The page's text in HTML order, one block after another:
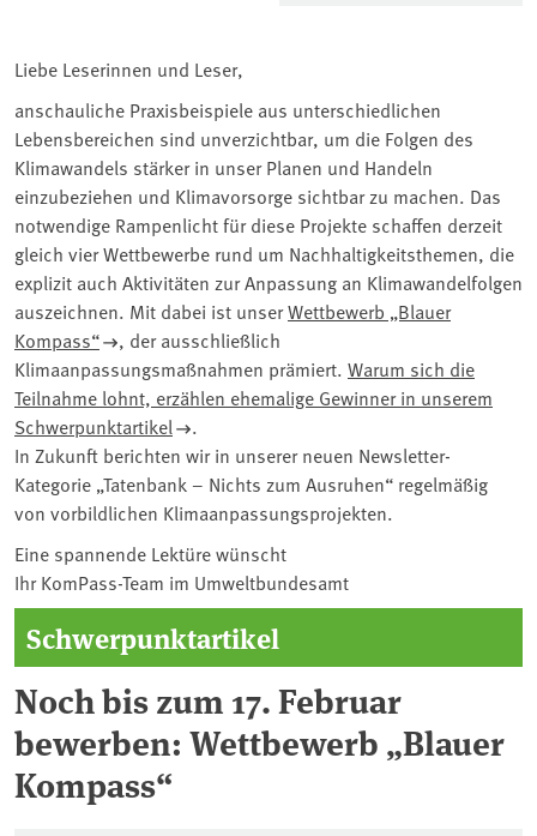
Liebe Leserinnen und Leser,
anschauliche Praxisbeispiele aus unterschiedlichen
Lebensbereichen sind unverzichtbar, um die Folgen des
Klimawandels stärker in unser Planen und Handeln
einzubeziehen und Klimavorsorge sichtbar zu machen. Das
notwendige Rampenlicht für diese Projekte schaffen derzeit
gleich vier Wettbewerbe rund um Nachhaltigkeitsthemen, die
explizit auch Aktivitäten zur Anpassung an Klimawandelfolgen
auszeichnen. Mit dabei ist unserWettbewerb „Blauer
Kompass“
, der ausschließlich
Klimaanpassungsmaßnahmen prämiert. Warum sich die
Teilnahme lohnt, erzählen ehemalige Gewinner in unserem
Schwerpunktartikel
.
In Zukunft berichten wir in unserer neuen Newsletter-
Kategorie „Tatenbank – Nichts zum Ausruhen“ regelmäßig
von vorbildlichen Klimaanpassungsprojekten.
Eine spannende Lektüre wünscht
Ihr KomPass-Team im Umweltbundesamt
Schwerpunktartikel
Noch bis zum 17. Februar
bewerben: Wettbewerb „Blauer
Kompass“